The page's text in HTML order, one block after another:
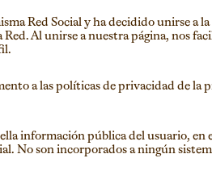
Red Social y ha decidido unirse a
Al unirse a nuestra página, nos
a las políticas de privacidad de la
información pública del usuario,
No son incorporados a ningún